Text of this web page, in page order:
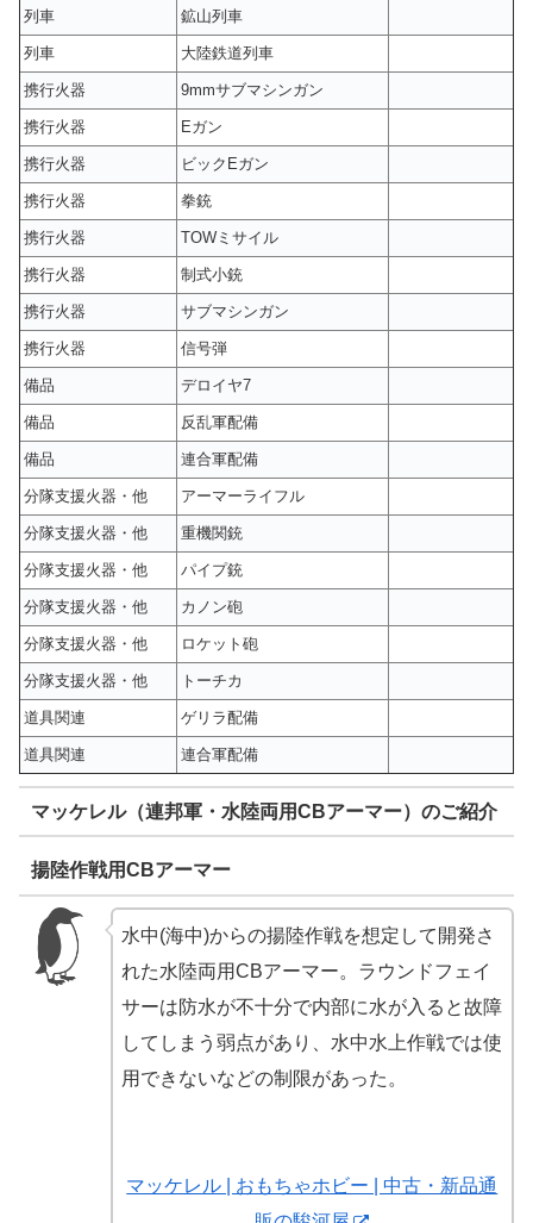
列車 鉱山列車
列車 大陸鉄道列車
携行火器 9mmサブマシンガン
携行火器 Eガン
携行火器 ビックEガン
携行火器 拳銃
携行火器 TOWミサイル
携行火器 制式小銃
携行火器 サブマシンガン
携行火器 信号弾
備品 デロイヤ7
備品 反乱軍配備
備品 連合軍配備
分隊支援火器・他 アーマーライフル
分隊支援火器・他 重機関銃
分隊支援火器・他 パイプ銃
分隊支援火器・他 カノン砲
分隊支援火器・他 ロケット砲
分隊支援火器・他 トーチカ
道具関連 ゲリラ配備
道具関連 連合軍配備
マッケレル（連邦軍・水陸両用CBアーマー）のご紹介
揚陸作戦用CBアーマー
水中(海中)からの揚陸作戦を想定して開発さ
れた水陸両用CBアーマー。ラウンドフェイ
サーは防水が不十分で内部に水が入ると故障
してしまう弱点があり、水中水上作戦では使
用できないなどの制限があった。
マッケレル | おもちゃホビー | 中古・新品通